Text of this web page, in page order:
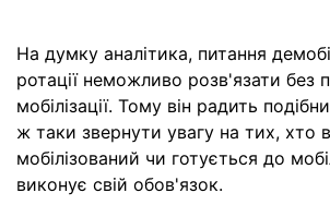
На думку аналітика, питання
ротації неможливо розв'язати без
мобілізації. Тому він радить
ж таки звернути увагу на тих, хто
мобілізований чи готується до
виконує свій обов'язок.